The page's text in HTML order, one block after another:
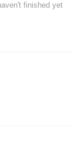
finished yet